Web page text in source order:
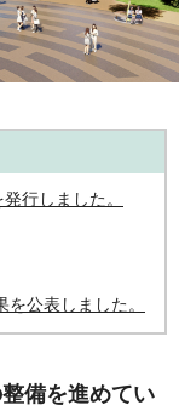
行しました。
公表しました。
備を進めてい